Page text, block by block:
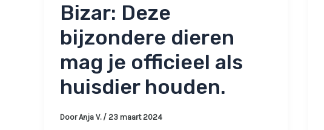
Bizar: Deze
bijzondere dieren
mag je officieel als
huisdier houden.
DoorAnja V. / 23 maart 2024